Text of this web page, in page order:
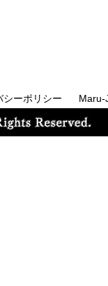
シーポリシー Maru-